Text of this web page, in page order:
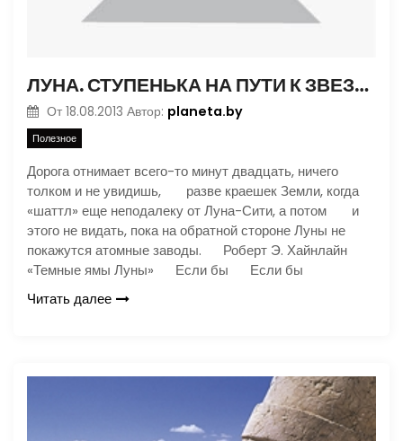
ЛУНА. СТУПЕНЬКА НА ПУТИ К ЗВЕЗДАМ
От 18.08.2013 Автор: planeta.by
Полезное
Дорога отнимает всего-то минут двадцать, ничего
толком и не увидишь, разве краешек Земли, когда
«шаттл» еще неподалеку от Луна-Сити, а потом и
этого не видать, пока на обратной стороне Луны не
покажутся атомные заводы. Роберт Э. Хайнлайн
«Темные ямы Луны» Если бы Если бы
Читать далее